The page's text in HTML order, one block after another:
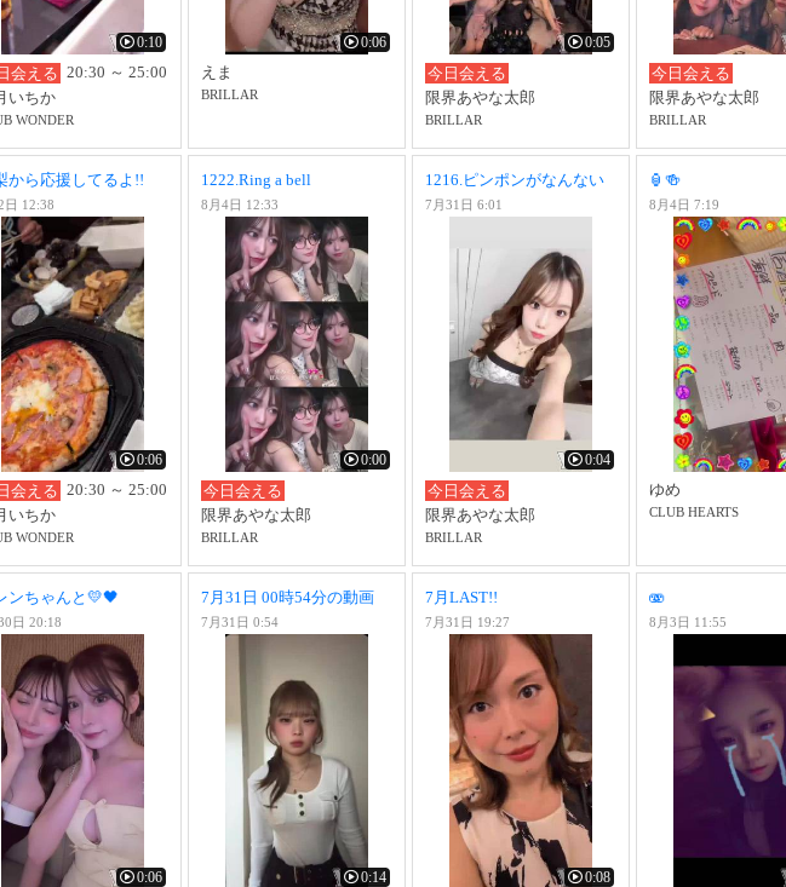
0:10
会える 20:30 ～ 25:00
いちか
WONDER
0:06
えま
BRILLAR
0:05
今日会える
限界あやな太郎
BRILLAR
今日会える
限界あやな太郎
BRILLAR
から応援してるよ!!
日 12:38
0:06
会える 20:30 ～ 25:00
いちか
WONDER
1222.Ring a bell
8月4日 12:33
0:00
今日会える
限界あやな太郎
BRILLAR
1216.ピンポンがなんない
7月31日 6:01
0:04
今日会える
限界あやな太郎
BRILLAR
🏮🍻
8月4日 7:19
ゆめ
CLUB HEARTS
ンちゃんと💛🖤
日 20:18
0:06
7月31日 00時54分の動画
7月31日 0:54
0:14
7月LAST!!
7月31日 19:27
0:08
🫨
8月3日 11:55